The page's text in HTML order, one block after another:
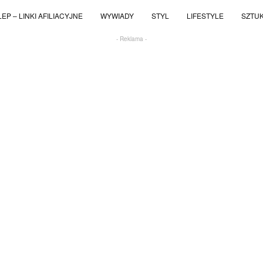
– LINKI AFILIACYJNE WYWIADY STYL LIFESTYLE
- Reklama -